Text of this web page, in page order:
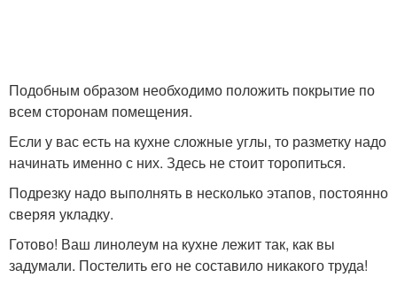
Подобным образом необходимо положить покрытие по
всем сторонам помещения.
Если у вас есть на кухне сложные углы, то разметку надо
начинать именно с них. Здесь не стоит торопиться.
Подрезку надо выполнять в несколько этапов, постоянно
сверяя укладку.
Готово! Ваш линолеум на кухне лежит так, как вы
задумали. Постелить его не составило никакого труда!